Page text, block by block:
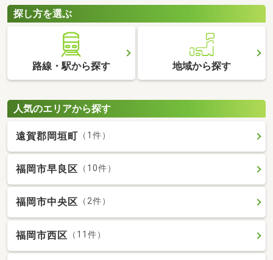
される土地から理想の場所を探しましょう。
探し方を選ぶ
路線・駅から探す 地域から探す
人気のエリアから探す
遠賀郡岡垣町 （1件）
福岡市早良区 （10件）
福岡市中央区 （2件）
福岡市西区 （11件）